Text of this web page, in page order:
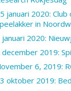
januari 2020:
in
januari 2020:
december 2019:
6, 2019:
oktober 2019: